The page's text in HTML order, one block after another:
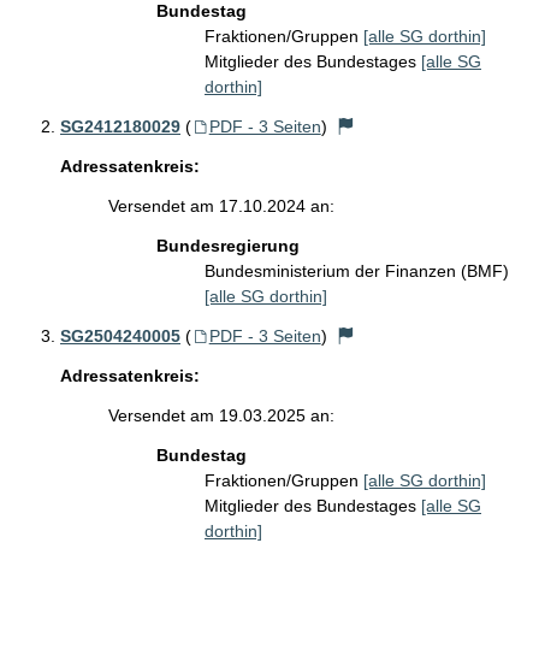
Bundestag
Fraktionen/Gruppen [alle SG dorthin]
Mitglieder des Bundestages [alle SG
dorthin]
SG2412180029 ( PDF - 3 Seiten)
Adressatenkreis:
Versendet am 17.10.2024 an:
Bundesregierung
Bundesministerium der Finanzen (BMF)
[alle SG dorthin]
SG2504240005 ( PDF - 3 Seiten)
Adressatenkreis:
Versendet am 19.03.2025 an:
Bundestag
Fraktionen/Gruppen [alle SG dorthin]
Mitglieder des Bundestages [alle SG
dorthin]